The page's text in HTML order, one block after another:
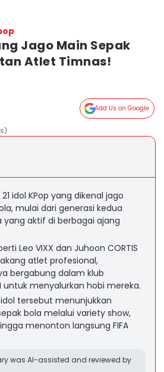
Jago Main Sepak
Atlet Timnas!
Add Us on Google
idol KPop yang dikenal jago
mulai dari generasi kedua
yang aktif di berbagai ajang
Leo VIXX dan Juhoon CORTIS
atlet profesional,
bergabung dalam klub
untuk menyalurkan hobi mereka.
tersebut menunjukkan
bola melalui variety show,
menonton langsung FIFA
was AI-assisted and reviewed by